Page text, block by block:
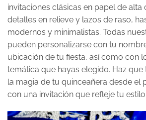
invitaciones clásicas en papel de alta
detalles en relieve y lazos de raso,
modernos y minimalistas. Todas
pueden personalizarse con tu
ubicación de tu fiesta, así como con
temática que hayas elegido. Haz
la magia de tu quinceañera desde el
con una invitación que refleje tu